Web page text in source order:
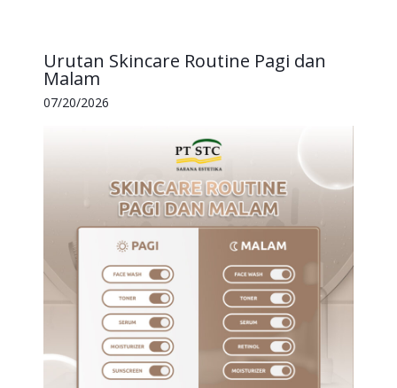
Urutan Skincare Routine Pagi dan
Malam
07/20/2026